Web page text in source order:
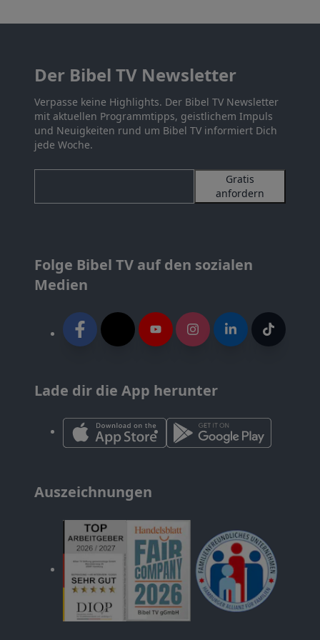
Der Bibel TV Newsletter
Verpasse keine Highlights. Der Bibel TV Newsletter
mit aktuellen Programmtipps, geistlichem Impuls
und Neuigkeiten rund um Bibel TV informiert Dich
jede Woche.
Gratis
anfordern
Folge Bibel TV auf den sozialen
Medien
Lade dir die App herunter
Auszeichnungen